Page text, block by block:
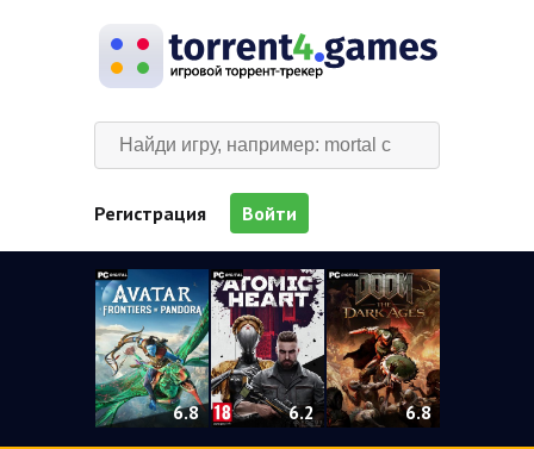
Регистрация Войти
6.8 6.2 6.8